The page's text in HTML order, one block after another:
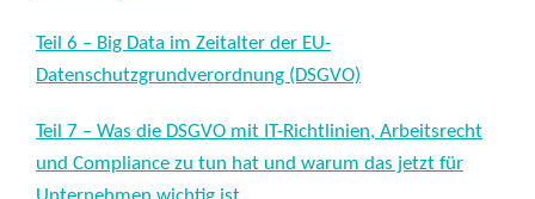
Teil 6 – Big Data im Zeitalter der EU-
Datenschutzgrundverordnung (DSGVO)
Teil 7 – Was die DSGVO mit IT-Richtlinien, Arbeitsrecht
und Compliance zu tun hat und warum das jetzt für